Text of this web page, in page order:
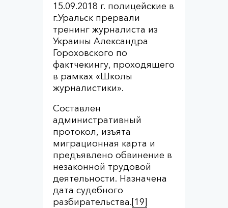
15.09.2018 г. полицейские в
г.Уральск прервали
тренинг журналиста из
Украины Александра
Гороховского по
фактчекингу, проходящего
в рамках «Школы
журналистики».
Составлен
административный
протокол, изъята
миграционная карта и
предъявлено обвинение в
незаконной трудовой
деятельности. Назначена
дата судебного
разбирательства.[19]